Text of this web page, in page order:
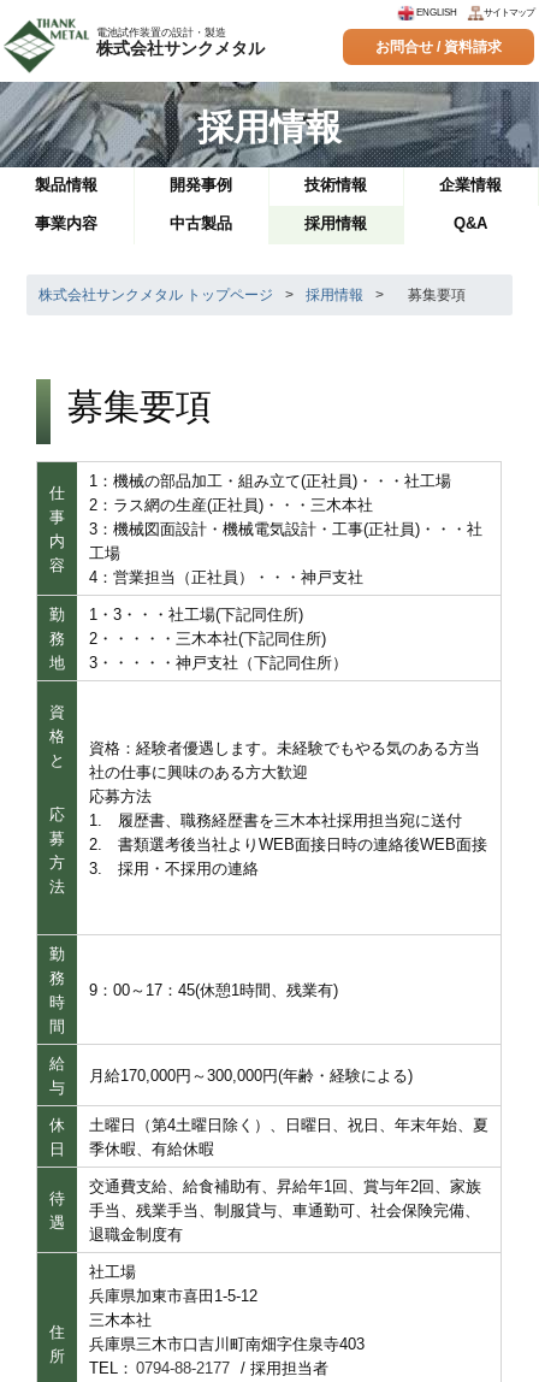
電池試作装置の設計・製造
株式会社サンクメタル
ENGLISH サイトマップ
お問合せ / 資料請求
採用情報
製品情報 開発事例 技術情報 企業情報
事業内容 中古製品 採用情報 Q&A
株式会社サンクメタル トップページ > 採用情報 > 募集要項
募集要項
仕
事
内
容
1：機械の部品加工・組み立て(正社員)・・・社工場
2：ラス網の生産(正社員)・・・三木本社
3：機械図面設計・機械電気設計・工事(正社員)・・・社
工場
4：営業担当（正社員）・・・神戸支社
勤
務
地
1・3・・・社工場(下記同住所)
2・・・・・三木本社(下記同住所)
3・・・・・神戸支社（下記同住所）
資
格
と
応
募
方
法
資格：経験者優遇します。未経験でもやる気のある方当
社の仕事に興味のある方大歓迎
応募方法
1. 履歴書、職務経歴書を三木本社採用担当宛に送付
2. 書類選考後当社よりWEB面接日時の連絡後WEB面接
3. 採用・不採用の連絡
勤
務
時
間
9：00～17：45(休憩1時間、残業有)
給
与
月給170,000円～300,000円(年齢・経験による)
休
日
土曜日（第4土曜日除く）、日曜日、祝日、年末年始、夏
季休暇、有給休暇
待
遇
交通費支給、給食補助有、昇給年1回、賞与年2回、家族
手当、残業手当、制服貸与、車通勤可、社会保険完備、
退職金制度有
住
所
社工場
兵庫県加東市喜田1-5-12
三木本社
兵庫県三木市口吉川町南畑字住泉寺403
TEL： 0794-88-2177 / 採用担当者